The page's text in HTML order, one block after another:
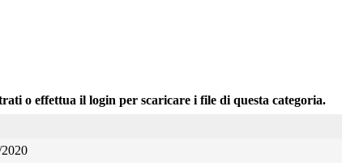
o effettua il login per scaricare i file di questa categoria.